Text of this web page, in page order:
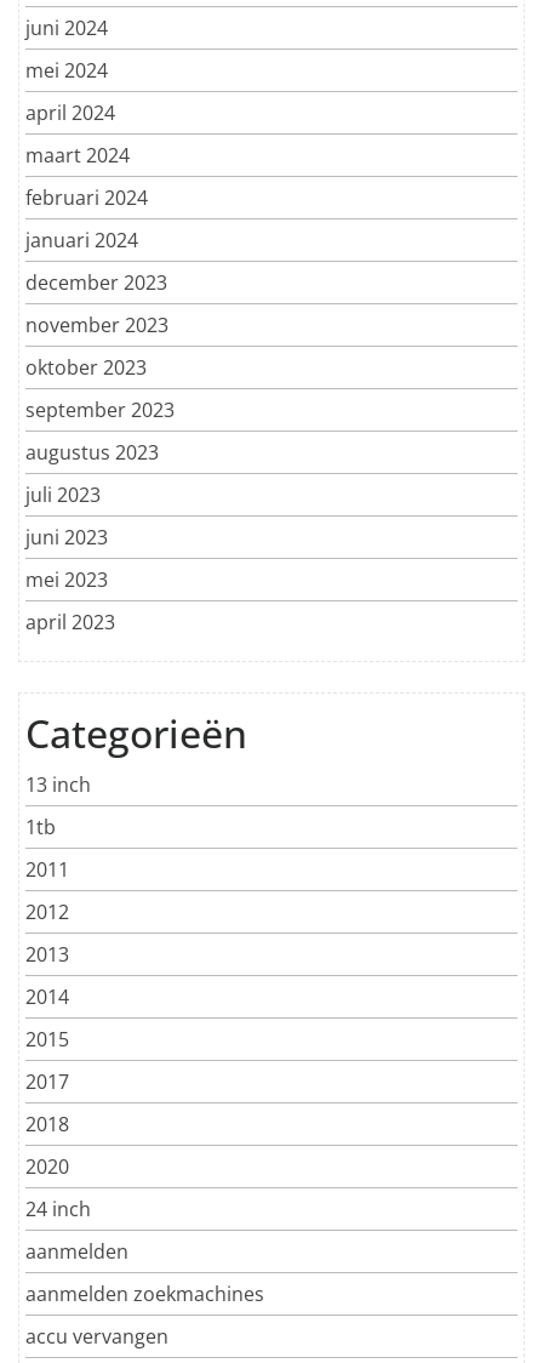
juni 2024
mei 2024
april 2024
maart 2024
februari 2024
januari 2024
december 2023
november 2023
oktober 2023
september 2023
augustus 2023
juli 2023
juni 2023
mei 2023
april 2023
Categorieën
13 inch
1tb
2011
2012
2013
2014
2015
2017
2018
2020
24 inch
aanmelden
aanmelden zoekmachines
accu vervangen